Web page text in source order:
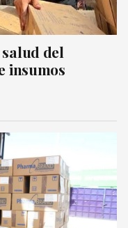
del
insumos